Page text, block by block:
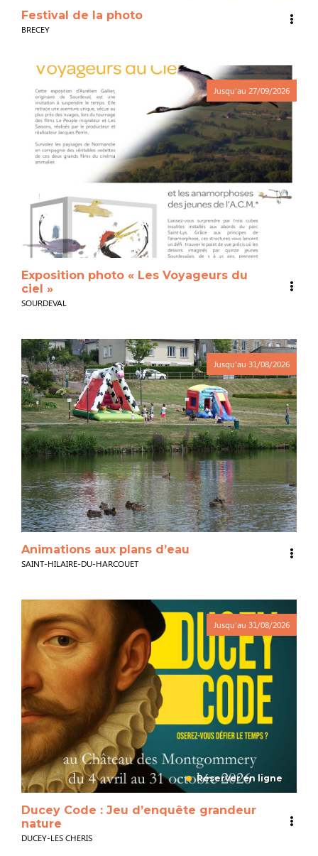
Festival de la photo
BRECEY
Jusqu'au 27/09/2026
Exposition photo « Les Voyageurs du
ciel »
SOURDEVAL
Jusqu'au 31/08/2026
Animations aux plans d’eau
SAINT-HILAIRE-DU-HARCOUET
Jusqu'au 31/08/2026
Réserver en ligne
Ducey Code : Jeu d’enquête grandeur
nature
DUCEY-LES CHERIS